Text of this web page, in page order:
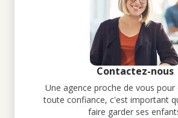
Contactez-nous
Une agence proche de vous pour
toute confiance, c'est important
faire garder ses